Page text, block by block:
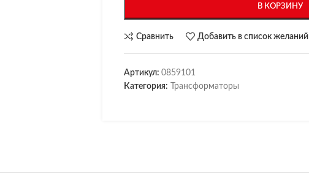
В КОРЗИНУ
Сравнить Добавить в список желаний
Артикул: 0859101
Категория:
Трансформаторы